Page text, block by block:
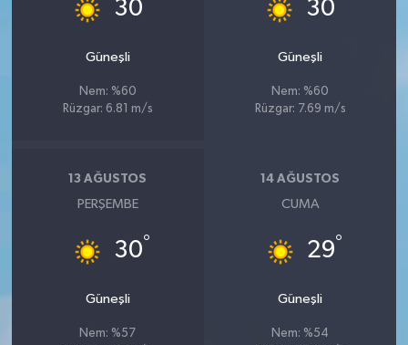
30
Güneşli
Nem: %60
Rüzgar: 6.81 m/s
30
Güneşli
Nem: %60
Rüzgar: 7.69 m/s
13 AĞUSTOS
PERŞEMBE
30°
Güneşli
Nem: %57
14 AĞUSTOS
CUMA
29°
Güneşli
Nem: %54